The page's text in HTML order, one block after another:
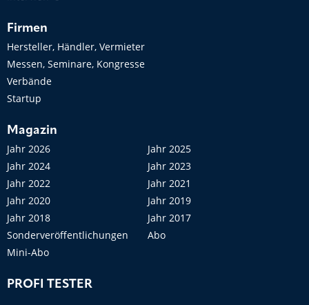
Firmen
Hersteller, Händler, Vermieter
Messen, Seminare, Kongresse
Verbände
Startup
Magazin
Jahr 2026
Jahr 2025
Jahr 2024
Jahr 2023
Jahr 2022
Jahr 2021
Jahr 2020
Jahr 2019
Jahr 2018
Jahr 2017
Sonderveröffentlichungen
Abo
Mini-Abo
PROFI TESTER